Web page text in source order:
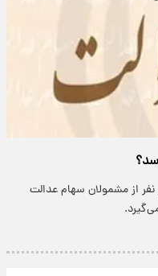
گفت: ۲ میلیون و ۵۰۰ هزار نفر از مشمولان سهام عدالت